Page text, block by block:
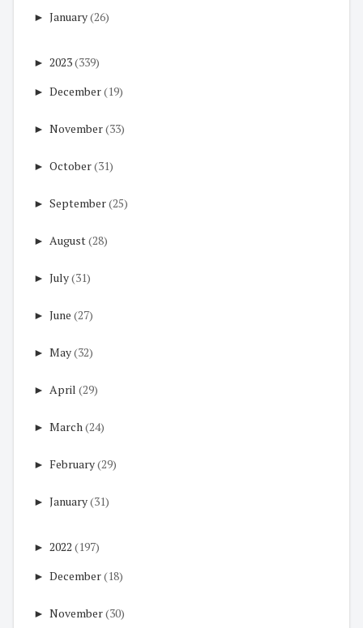
► January(26)
► 2023(339)
► December(19)
► November(33)
► October(31)
► September(25)
► August(28)
► July(31)
► June (27)
► May(32)
► April (29)
► March (24)
► February(29)
► January(31)
► 2022 (197)
► December(18)
► November(30)